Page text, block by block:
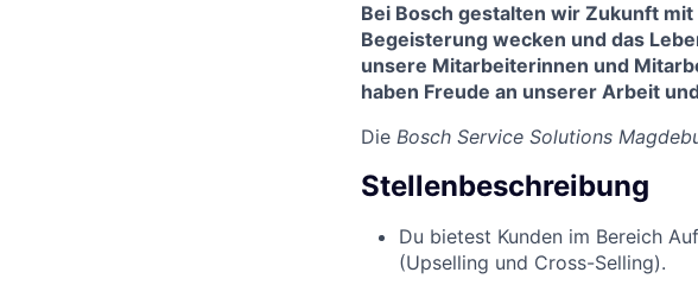
Bei Bosch gestalten wir Zukunft
Begeisterung wecken und das
unsere Mitarbeiterinnen und
haben Freude an unserer Arbeit
Die Bosch Service Solutions
Stellenbeschreibung
Du bietest Kunden im Bereich
(Upselling und Cross-Selling).